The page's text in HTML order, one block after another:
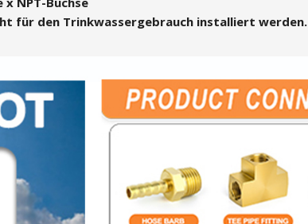
für den Trinkwassergebrauch installiert werden.